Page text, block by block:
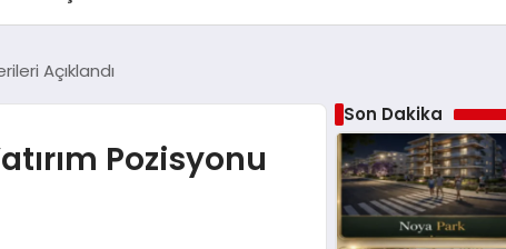
Açıklandı
Pozisyonu
Son Dakika